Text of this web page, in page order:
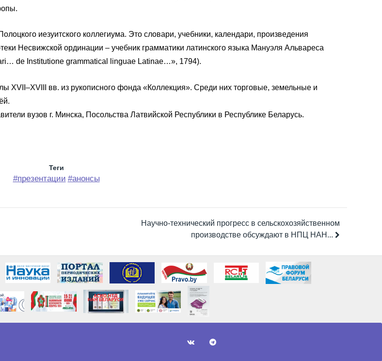
иезуитского коллегиума. Это словари, учебники, календари, произведения
Несвижской ординации – учебник грамматики латинского языка Мануэля Альвареса
de Institutione grammatical linguae Latinae…», 1794).
XVII–XVIII вв. из рукописного фонда «Коллекция». Среди них торговые, земельные и
вузов г. Минска, Посольства Латвийской Республики в Республике Беларусь.
Теги
#презентации #анонсы
Научно-технический прогресс в сельскохозяйственном
производстве обсуждают в НПЦ НАН...